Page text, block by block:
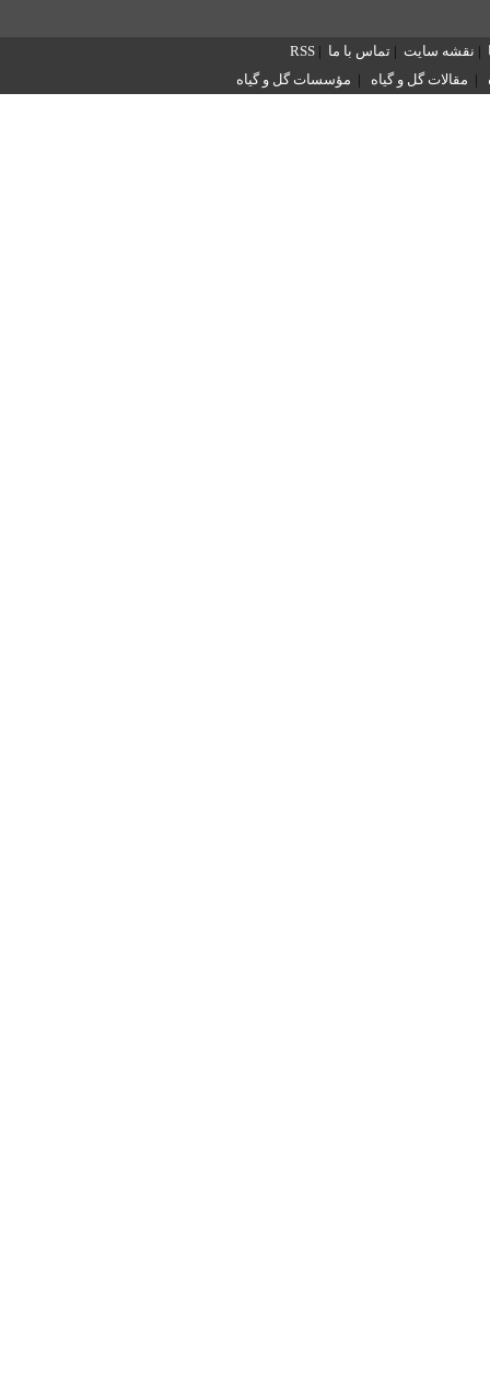
| نقشه سایت | تماس با ما |
RSS
| مقالات گل و گیاه | مؤسسات گل و گیاه